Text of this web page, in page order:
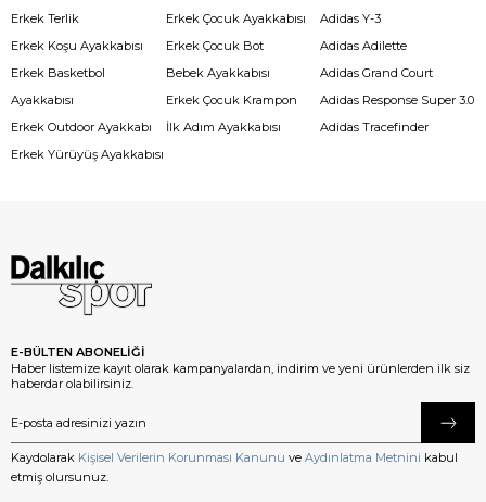
Erkek Terlik
Erkek Koşu Ayakkabısı
Erkek Basketbol
Ayakkabısı
Erkek Outdoor Ayakkabı
Erkek Yürüyüş Ayakkabısı
Erkek Çocuk Ayakkabısı
Erkek Çocuk Bot
Bebek Ayakkabısı
Erkek Çocuk Krampon
İlk Adım Ayakkabısı
Adidas Y-3
Adidas Adilette
Adidas Grand Court
Adidas Response Super 3.0
Adidas Tracefinder
E-BÜLTEN ABONELİĞİ
Haber listemize kayıt olarak kampanyalardan, indirim ve yeni ürünlerden ilk siz
haberdar olabilirsiniz.
Kaydolarak Kişisel Verilerin Korunması Kanunu ve Aydınlatma Metnini kabul
etmiş olursunuz.